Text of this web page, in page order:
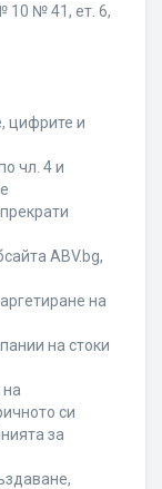
10 № 41, ет. 6,
цифрите и
чл. 4 и
ABV.bg,
на
на стоки
си
за